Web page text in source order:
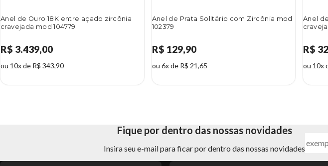
Anel de Ouro 18K entrelaçado zircônia
cravejada mod 104779
R$ 3.439,00
ou 10x de R$ 343,90
Anel de Prata Solitário com Zircônia mod
102379
R$ 129,90
ou 6x de R$ 21,65
Anel
R$
ou 10x
Fique por dentro das nossas novidades
Insira seu e-mail para ficar por dentro das nossas novidades